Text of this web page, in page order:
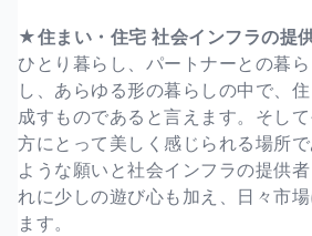
★住まい・住宅 社会インフラの提
ひとり暮らし、パートナーとの暮
し、あらゆる形の暮らしの中で、
成すものであると言えます。そし
方にとって美しく感じられる場所
ような願いと社会インフラの提供
れに少しの遊び心も加え、日々市
ます。